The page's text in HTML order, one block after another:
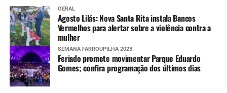
GERAL
Agosto Lilás: Nova Santa Rita instala Bancos
Vermelhos para alertar sobre a violência contra a
mulher
SEMANA FARROUPILHA 2023
Feriado promete movimentar Parque Eduardo
Gomes; confira programação dos últimos dias